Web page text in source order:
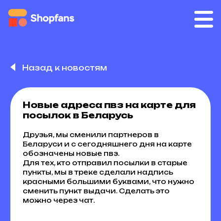
Назад к новостям
Новые адреса пвз на карте для
посылок в Беларусь
Друзья, мы сменили партнеров в
Беларуси и с сегодняшнего дня на карте
обозначены новые пвз.
Для тех, кто отправил посылки в старые
пункты, мы в треке сделали надпись
красными большими буквами, что нужно
сменить пункт выдачи. Сделать это
можно через чат.